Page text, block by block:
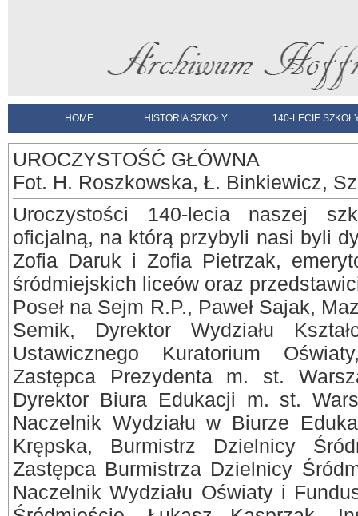
HOME HISTORIA SZKOŁY 140-LECIE
UROCZYSTOŚĆ GŁÓWNA
Fot. H. Roszkowska, Ł. Binkiewicz,
Uroczystości 140-lecia naszej
oficjalną, na którą przybyli nasi byli
Zofia Daruk i Zofia Pietrzak,
śródmiejskich liceów oraz
Poseł na Sejm R.P., Paweł Sajak,
Semik, Dyrektor Wydziału
Ustawicznego Kuratorium
Zastępca Prezydenta m. st.
Dyrektor Biura Edukacji m. st.
Naczelnik Wydziału w Biurze
Krępska, Burmistrz Dzielnicy
Zastępca Burmistrza Dzielnicy
Naczelnik Wydziału Oświaty i